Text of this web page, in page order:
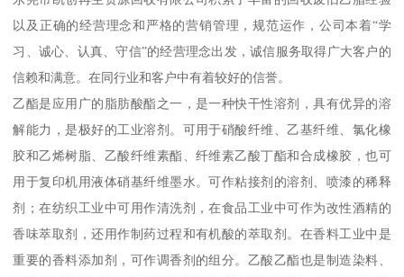
以及正确的经营理念和严格的营销管理，规范运作，公司本着“学
习、诚心、认真、守信”的经营理念出发，诚信服务取得广大客户的
信赖和满意。在同行业和客户中有着较好的信誉。
乙酯是应用广的脂肪酸酯之一，是一种快干性溶剂，具有优异的溶
解能力，是极好的工业溶剂。可用于硝酸纤维、乙基纤维、氯化橡
胶和乙烯树脂、乙酸纤维素酯、纤维素乙酸丁酯和合成橡胶，也可
用于复印机用液体硝基纤维墨水。可作粘接剂的溶剂、喷漆的稀释
剂；在纺织工业中可用作清洗剂，在食品工业中可作为改性酒精的
香味萃取剂，还用作制药过程和有机酸的萃取剂。在香料工业中是
重要的香料添加剂，可作调香剂的组分。乙酸乙酯也是制造染料、